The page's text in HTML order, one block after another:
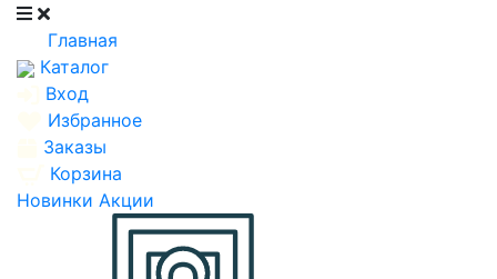
Главная
Каталог
Вход
Избранное
Заказы
Корзина
Новинки Акции